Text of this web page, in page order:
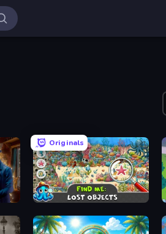
Hidden Object: Clues and Mysteries
Originals
Find Me: Lost Objects